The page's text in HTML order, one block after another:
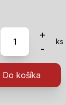
množstvo
Roh
omietky
-
+
-
ks
Do košíka